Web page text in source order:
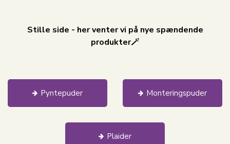
Stille side - her venter vi på nye spændende
produkter🪄
Pyntepuder Monteringspuder
Plaider